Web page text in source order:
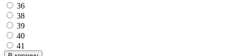
36
38
39
40
41